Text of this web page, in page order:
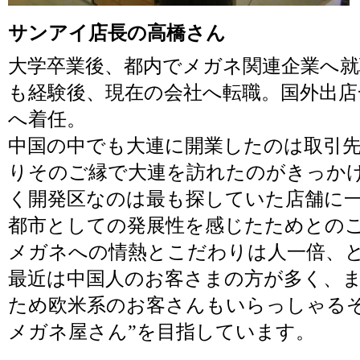
サンアイ店長の高橋さん
大学卒業後、都内でメガネ関連企業へ
も経験後、現在の会社へ転職。国外出
へ着任。
中国の中でも大連に開業したのは取引
りそのご縁で大連を訪れたのがきっか
く開発区なのは最も探していた店舗に
都市としての発展性を感じたためとの
メガネへの情熱とこだわりは人一倍、
最近は中国人のお客さまの方が多く、
ため欧米系のお客さんもいらっしゃる
メガネ屋さん”を目指しています。